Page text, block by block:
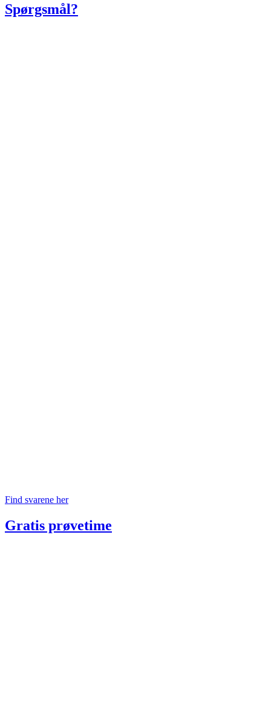
Spørgsmål?
Find svarene her
Gratis prøvetime